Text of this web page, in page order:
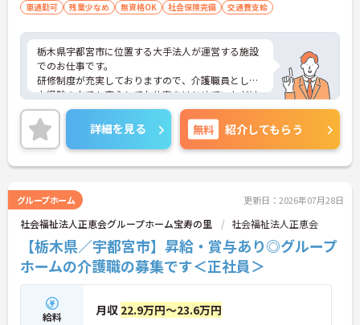
車通勤可 残業少なめ 無資格OK 社会保険完備 交通費支給
栃木県宇都宮市に位置する大手法人が運営する施設
でのお仕事です。
研修制度が充実しておりますので、介護職員として
未経験の方でも安心してお仕事をはじめていただけ
ます！
ご興味のある方は面接対策ポイントなどお話致しま
すのでお気軽にお問い合わせください。
詳細を見る 無料 紹介してもらう
グループホーム 更新日：2026年07月28日
社会福祉法人正恵会グループホーム宝寿の里 社会福祉法人正恵会
【栃木県／宇都宮市】昇給・賞与あり◎グループ
ホームの介護職の募集です＜正社員＞
給料 月収 22.9万円～23.6万円